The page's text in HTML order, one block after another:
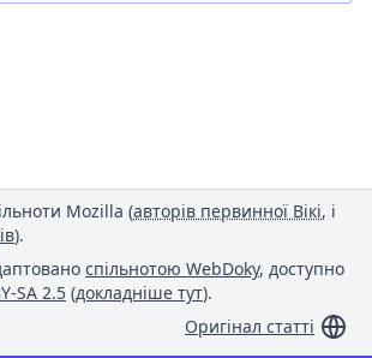
Mozilla (авторів первинної Вікі, і
).
спільнотою WebDoky, доступно
SA 2.5 (докладніше тут).
Оригінал статті